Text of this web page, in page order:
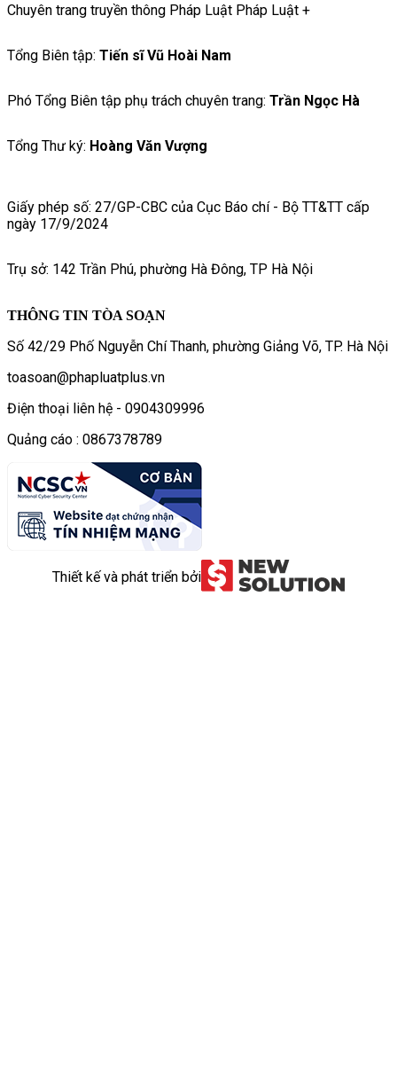
Chuyên trang truyền thông Pháp Luật Pháp Luật +
Tổng Biên tập: Tiến sĩ Vũ Hoài Nam
Phó Tổng Biên tập phụ trách chuyên trang: Trần Ngọc Hà
Tổng Thư ký: Hoàng Văn Vượng
Giấy phép số: 27/GP-CBC của Cục Báo chí - Bộ TT&TT cấp
ngày 17/9/2024
Trụ sở: 142 Trần Phú, phường Hà Đông, TP Hà Nội
THÔNG TIN TÒA SOẠN
Số 42/29 Phố Nguyễn Chí Thanh, phường Giảng Võ, TP. Hà Nội
toasoan@phapluatplus.vn
Điện thoại liên hệ - 0904309996
Quảng cáo : 0867378789
Thiết kế và phát triển bởi